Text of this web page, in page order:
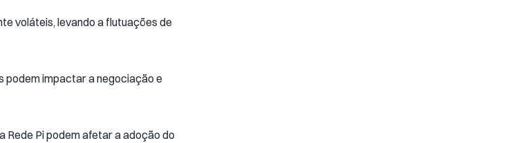
voláteis, levando a flutuações de
podem impactar a negociação e
Pi podem afetar a adoção do